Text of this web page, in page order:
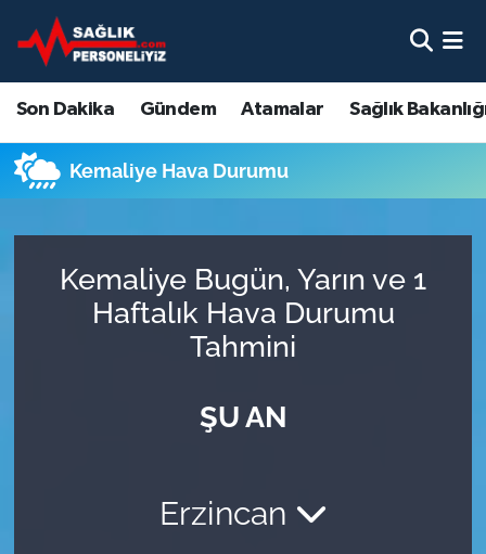
Son Dakika Gündem Atamalar Sağlık
Kemaliye Hava Durumu
Kemaliye Bugün, Yarın ve 1
Haftalık Hava Durumu
Tahmini
ŞU AN
Erzincan
Son Dakika
Gündem
Atamalar
Mevzuat
Sağlık Personeli Alımı
Nöbetçi Eczaneler
Hava Durumu
Namaz Vakitleri
Süper Lig Puan Durumu ve Fikstür
Son Dakika Haberleri